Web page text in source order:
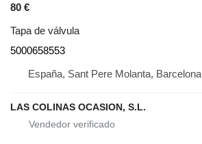
80 €
Tapa de válvula
5000658553
España, Sant Pere Molanta, Barcelona
LAS COLINAS OCASION, S.L.